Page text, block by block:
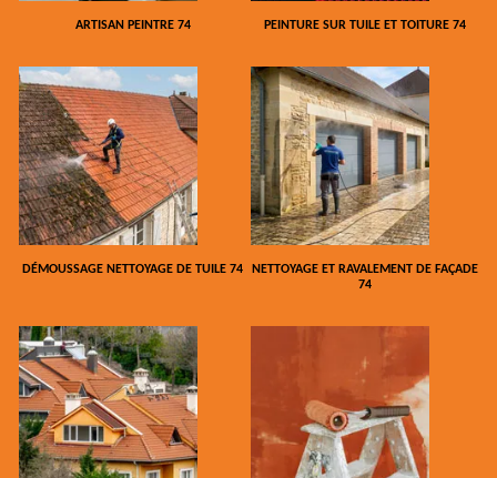
ARTISAN PEINTRE 74 PEINTURE SUR TUILE ET TOITURE 74
DÉMOUSSAGE NETTOYAGE DE TUILE 74
NETTOYAGE ET RAVALEMENT DE FAÇADE
74